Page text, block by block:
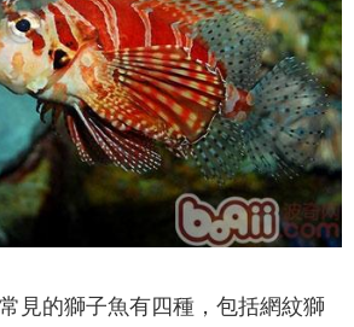
見的獅子魚有四種，包括網紋獅